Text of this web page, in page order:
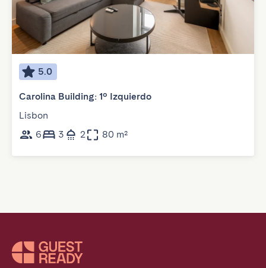
5.0
Carolina Building: 1º Izquierdo
Lisbon
6
3 2 80 m²